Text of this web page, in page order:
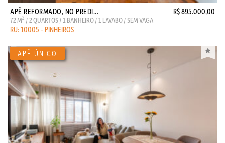
APÊ REFORMADO, NO PREDI... R$ 895.000,00
72 M2 / 2 QUARTOS / 1 BANHEIRO / 1 LAVABO / SEM VAGA
RU: 10005 - PINHEIROS